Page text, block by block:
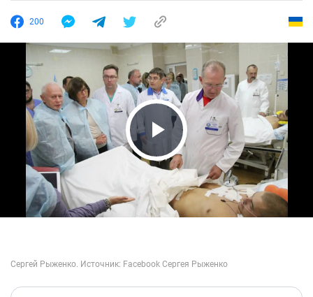
200
Play Video